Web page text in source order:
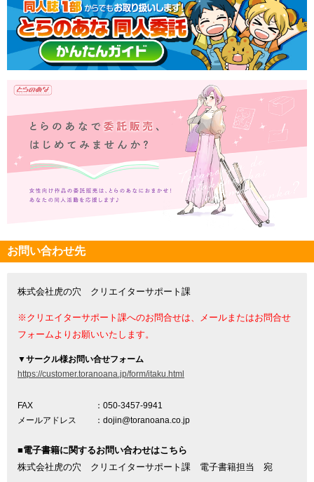
お問い合わせ先
株式会社虎の穴 クリエイターサポート課
※クリエイターサポート課へのお問合せは、メールまたはお問合せ
フォームよりお願いいたします。
▼サークル様お問い合せフォーム
https://customer.toranoana.jp/form/itaku.html
FAX
：050-3457-9941
メールアドレス
：dojin@toranoana.co.jp
■電子書籍に関するお問い合わせはこちら
株式会社虎の穴 クリエイターサポート課 電子書籍担当 宛